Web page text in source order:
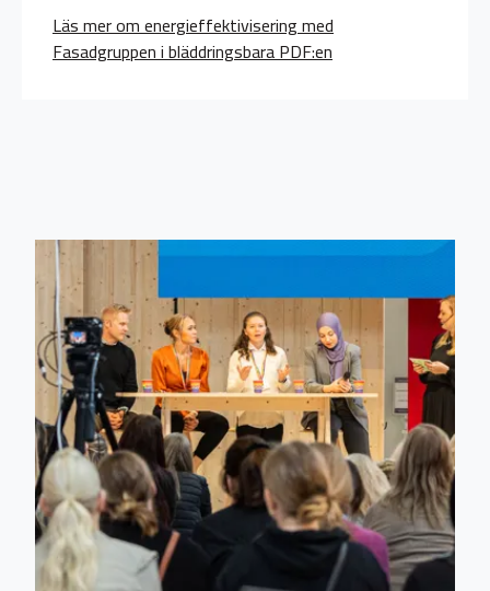
Läs mer om energieffektivisering med
Fasadgruppen i bläddringsbara PDF:en